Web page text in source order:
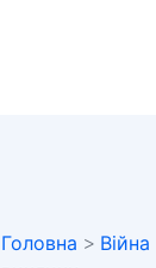
Головна > Війна